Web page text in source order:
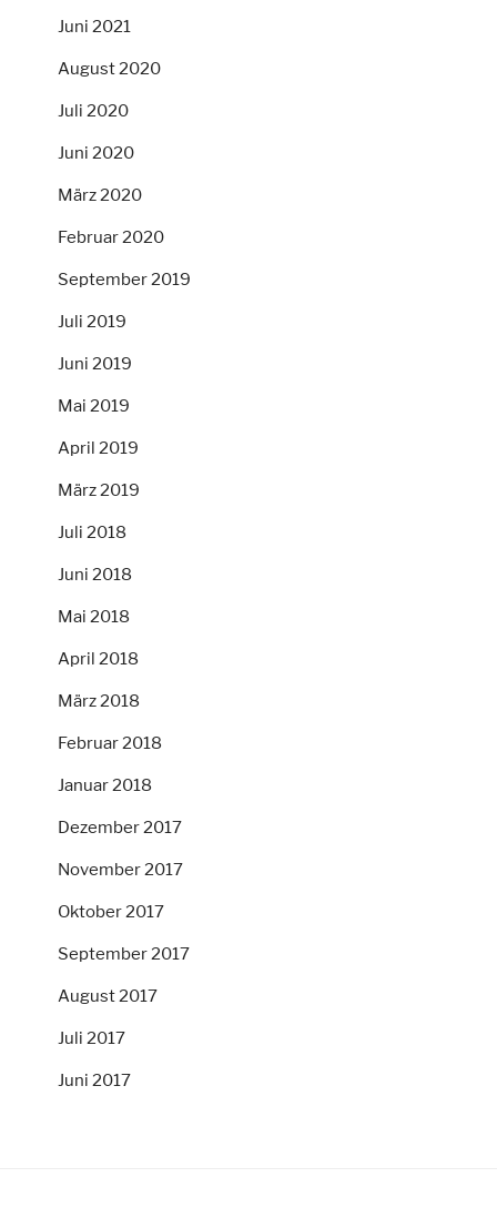
Juni 2021
August 2020
Juli 2020
Juni 2020
März 2020
Februar 2020
September 2019
Juli 2019
Juni 2019
Mai 2019
April 2019
März 2019
Juli 2018
Juni 2018
Mai 2018
April 2018
März 2018
Februar 2018
Januar 2018
Dezember 2017
November 2017
Oktober 2017
September 2017
August 2017
Juli 2017
Juni 2017